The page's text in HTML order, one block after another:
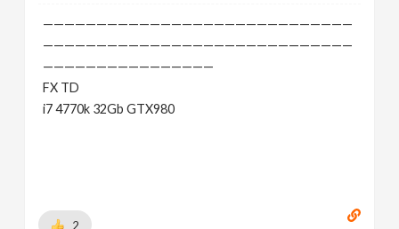
—————————————————————————————
—————————————————————————————
————————————————
FX TD
i7 4770k 32Gb GTX980
2